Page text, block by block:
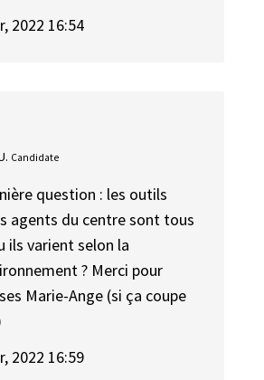
2022 16:54
Candidate
question : les outils
agents du centre sont tous
ils varient selon la
? Merci pour
Marie-Ange (si ça coupe
2022 16:59